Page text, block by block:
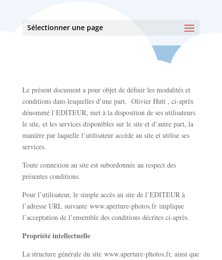
Sélectionner une page
Le présent document a pour objet de définir les modalités et
conditions dans lesquelles d’une part, Olivier Hutt , ci-après
dénommé l’EDITEUR, met à la disposition de ses utilisateurs
le site, et les services disponibles sur le site et d’autre part, la
manière par laquelle l’utilisateur accède au site et utilise ses
services.
Toute connexion au site est subordonnée au respect des
présentes conditions.
Pour l’utilisateur, le simple accès au site de l’EDITEUR à
l’adresse URL suivante www.aperture-photos.frimplique
l’acceptation de l’ensemble des conditions décrites ci-après.
Propriété intellectuelle
La structure générale du site www.aperture-photos.fr, ainsi que